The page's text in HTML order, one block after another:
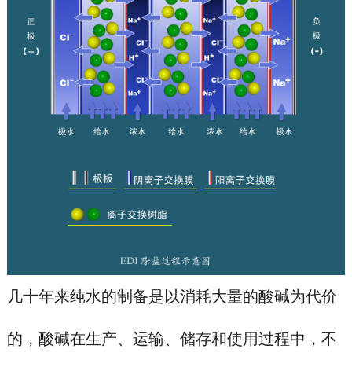
几十年来纯水的制备是以消耗大量的酸碱为代价
的，酸碱在生产、运输、储存和使用过程中，不